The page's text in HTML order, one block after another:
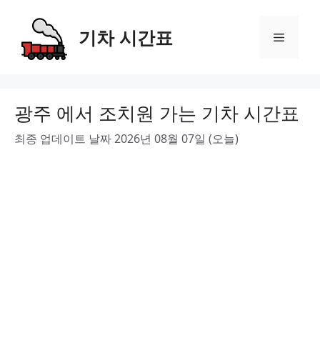
content
기차 시간표 Menu
광주 에서 조치원 가는 기차 시간표
최종 업데이트 날짜 2026년 08월 07일 (오늘)